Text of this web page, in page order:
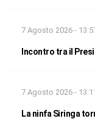
7 Agosto 2026 -
Incontro tra il
7 Agosto 2026 -
La ninfa Siringa